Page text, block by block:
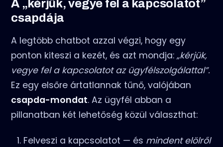
A „kérjük, vegye fel a kapcsolatot”
csapdája
A legtöbb chatbot azzal végzi, hogy egy
ponton kiteszi a kezét, és azt mondja: „kérjük,
vegye fel a kapcsolatot az ügyfélszolgálattal”.
Ez egy elsőre ártatlannak tűnő, valójában
csapda-mondat. Az ügyfél abban a
pillanatban két lehetőség közül választhat:
Felveszi a kapcsolatot — és mindent elölről